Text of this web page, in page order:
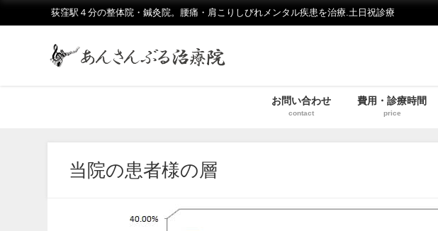
荻窪駅４分の整体院・鍼灸院。腰痛・肩こりしびれメンタル疾患を治療.土日祝診療
お問い合わせ
contact
費用・診療時間
price
当院の患者様の層